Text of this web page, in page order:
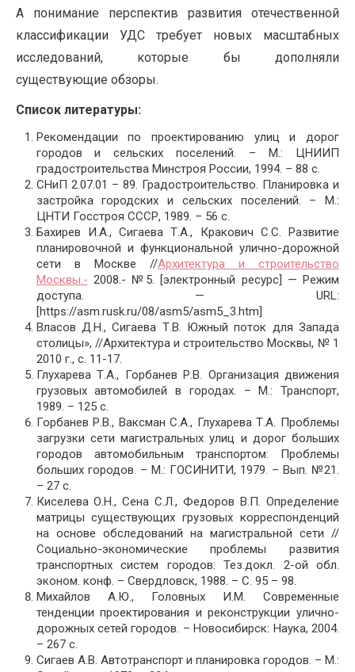
А понимание перспектив развития отечественной
классификации УДС требует новых масштабных
исследований, которые бы дополняли
существующие обзоры.
Список литературы:
Рекомендации по проектированию улиц и дорог
городов и сельских поселений. – М.: ЦНИИП
градостроительства Минстроя России, 1994. – 88 с.
СНиП 2.07.01 – 89. Градостроительство. Планировка и
застройка городских и сельских поселений. – М.:
ЦНТИ Госстроя СССР, 1989. – 56 с.
Бахирев И.А., Сигаева Т.А., Кракович С.С. Развитие
планировочной и функциональной улично-дорожной
сети в Москве //Архитектура и строительство
Москвы.- 2008.- №5. [электронный ресурс] — Режим
доступа. — URL:
[https://asm.rusk.ru/08/asm5/asm5_3.htm]
Власов Д.Н., Сигаева Т.В. Южный поток для Запада
столицы», //Архитектура и строительство Москвы, № 1
2010 г., с. 11-17.
Глухарева Т.А., Горбанев Р.В. Организация движения
грузовых автомобилей в городах. – М.: Транспорт,
1989. – 125 с.
Горбанев Р.В., Ваксман С.А., Глухарева Т.А. Проблемы
загрузки сети магистральных улиц и дорог больших
городов автомобильным транспортом: Проблемы
больших городов. – М.: ГОСИНИТИ, 1979. – Вып. №21.
– 27 с.
Киселева О.Н., Сена С.Л., Федоров В.П. Определение
матрицы существующих грузовых корреспонденций
на основе обследований на магистральной сети //
Социально-экономические проблемы развития
транспортных систем городов: Тез.докл. 2-ой обл.
эконом. конф. – Свердловск, 1988. – С. 95 – 98.
Михайлов А.Ю., Головных И.М. Современные
тенденции проектирования и реконструкции улично-
дорожных сетей городов. – Новосибирск: Наука, 2004.
– 267 с.
Сигаев А.В. Автотранспорт и планировка городов. – М.: